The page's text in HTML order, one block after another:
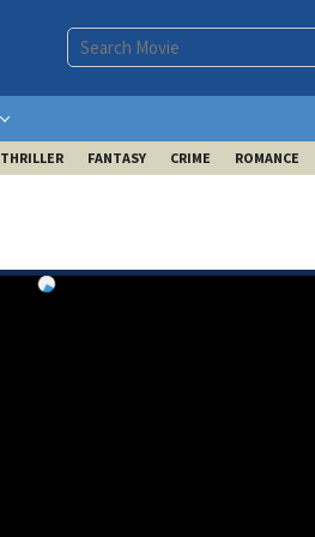
THRILLER FANTASY CRIME ROMANCE